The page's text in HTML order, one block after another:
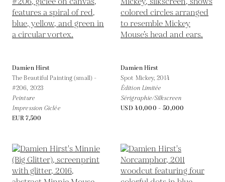
Damien Hirst
The Beautiful Painting (small) -
#206, 2023
Peinture
Impression Giclée
EUR 7,500
Damien Hirst
Spot Mickey,2014
Édition Limitée
Sérigraphie/Silkscreen
USD 40,000 - 50,000